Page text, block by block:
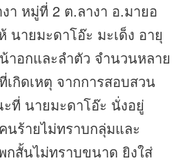
า หมู่ที่ 2 ต.ลางา อ.มายอ
นายมะดาโอ๊ะ มะเด็ง อายุ
าอกและลำตัว จำนวนหลาย
กิดเหตุ จากการสอบสวน
ที่ นายมะดาโอ๊ะ นั่งอยู่
ร้ายไม่ทราบกลุ่มและ
สั้นไม่ทราบขนาด ยิงใส่